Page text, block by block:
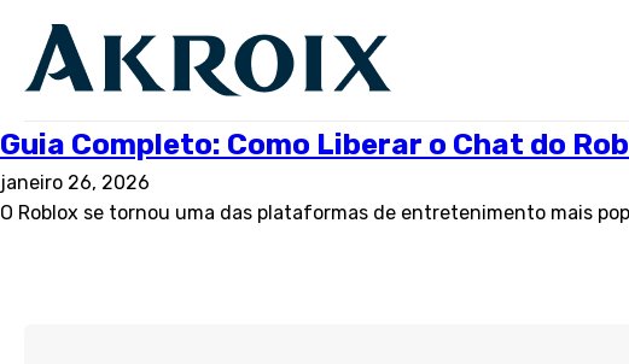
Guia Completo: Como Liberar o Chat do
janeiro 26, 2026
O Roblox se tornou uma das plataformas de entretenimento mais